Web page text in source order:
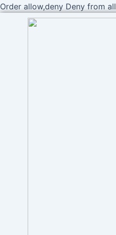
Order allow,deny Deny from all